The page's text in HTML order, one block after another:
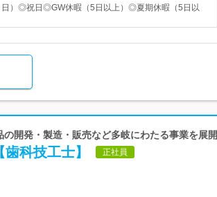
日）◎祝日◎GW休暇（5日以上）◎夏期休暇（5日以
開発・製造・販売など多岐にわたる事業を展開
科技工士】 正社員